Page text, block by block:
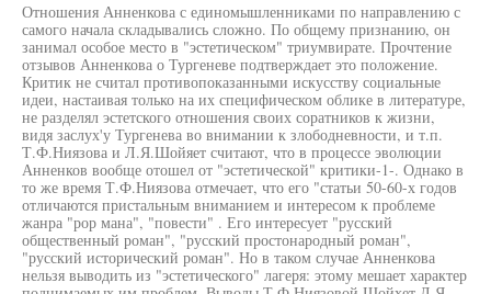
Отношения Анненкова с единомышленниками по направлению с
самого начала складывались сложно. По общему признанию, он
занимал особое место в "эстетическом" триумвирате. Прочтение
отзывов Анненкова о Тургеневе подтверждает это положение.
Критик не считал противопоказанными искусству социальные
идеи, настаивая только на их специфическом облике в литературе,
не разделял эстетского отношения своих соратников к жизни,
видя заслух'у Тургенева во внимании к злободневности, и т.п.
Т.Ф.Ниязова и Л.Я.Шойяет считают, что в процессе эволюции
Анненков вообще отошел от "эстетической" критики-1-. Однако в
то же время Т.Ф.Ниязова отмечает, что его "статьи 50-60-х годов
отличаются пристальным вниманием и интересом к проблеме
жанра "рор мана", "повести" . Его интересует "русский
общественный роман", "русский простонародный роман",
"русский исторический роман". Но в таком случае Анненкова
нельзя выводить из "эстетического" лагеря: этому мешает характер